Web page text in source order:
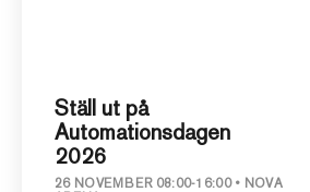
Ställ ut på
Automationsdagen
2026
26 NOVEMBER 08:00-16:00
NOVA